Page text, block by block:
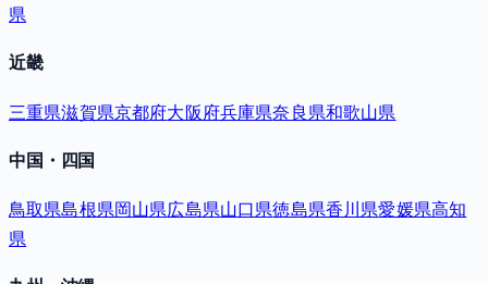
県
近畿
三重県滋賀県京都府大阪府兵庫県奈良県和歌山県
中国・四国
鳥取県島根県岡山県広島県山口県徳島県香川県愛媛県高知
県